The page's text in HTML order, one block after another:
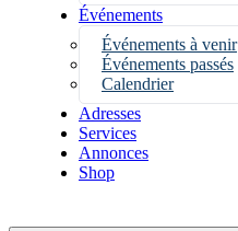
Événements
Événements à venir
Événements passés
Calendrier
Adresses
Services
Annonces
Shop